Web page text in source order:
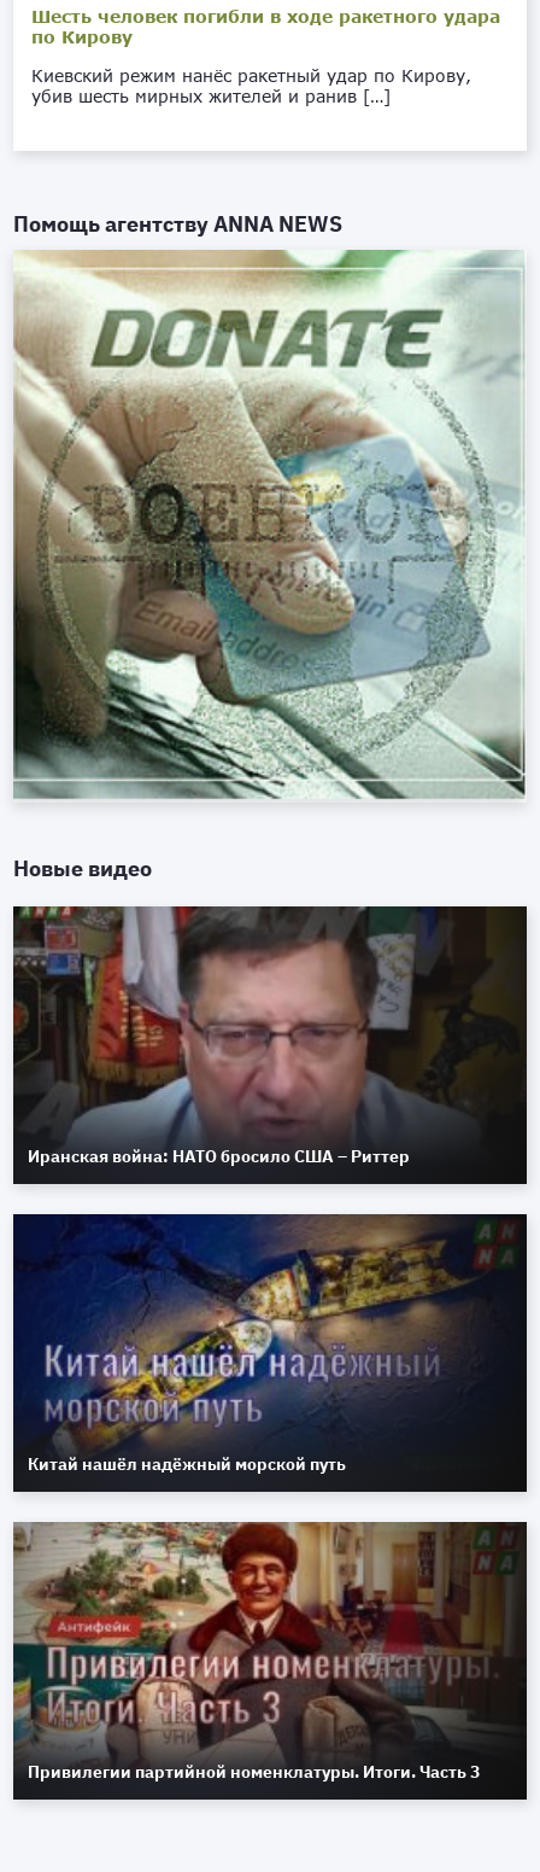
Шесть человек погибли в ходе ракетного удара
по Кирову
Киевский режим нанёс ракетный удар по Кирову,
убив шесть мирных жителей и ранив […]
Помощь агентствуANNA NEWS
Новые видео
Иранская война: НАТО бросило США – Риттер
Китай нашёл надёжный морской путь
Привилегии партийной номенклатуры. Итоги. Часть 3